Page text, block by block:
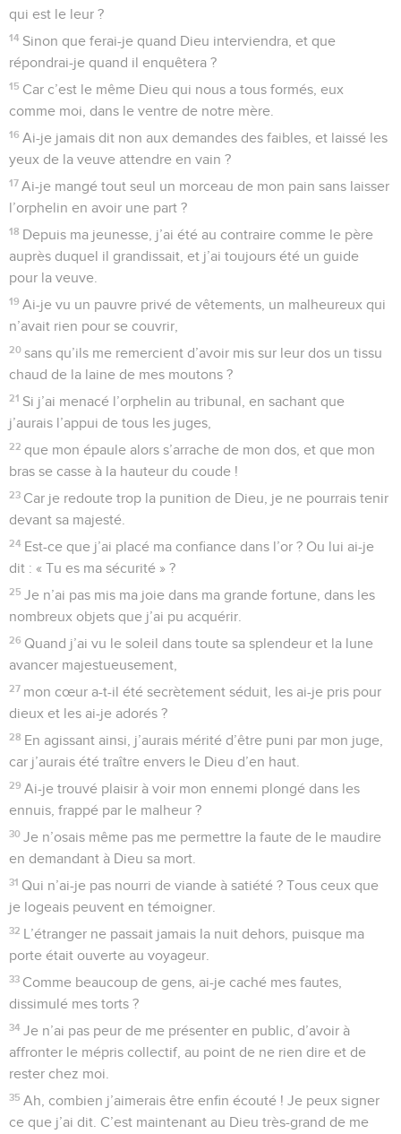
qui est le leur ?
14 Sinon que ferai-je quand Dieu interviendra, et que
répondrai-je quand il enquêtera ?
15 Car c’est le même Dieu qui nous a tous formés, eux
comme moi, dans le ventre de notre mère.
16 Ai-je jamais dit non aux demandes des faibles, et laissé les
yeux de la veuve attendre en vain ?
17 Ai-je mangé tout seul un morceau de mon pain sans laisser
l’orphelin en avoir une part ?
18 Depuis ma jeunesse, j’ai été au contraire comme le père
auprès duquel il grandissait, et j’ai toujours été un guide
pour la veuve.
19 Ai-je vu un pauvre privé de vêtements, un malheureux qui
n’avait rien pour se couvrir,
20 sans qu’ils me remercient d’avoir mis sur leur dos un tissu
chaud de la laine de mes moutons ?
21 Si j’ai menacé l’orphelin au tribunal, en sachant que
j’aurais l’appui de tous les juges,
22 que mon épaule alors s’arrache de mon dos, et que mon
bras se casse à la hauteur du coude !
23 Car je redoute trop la punition de Dieu, je ne pourrais tenir
devant sa majesté.
24 Est-ce que j’ai placé ma confiance dans l’or ? Ou lui ai-je
dit : « Tu es ma sécurité » ?
25 Je n’ai pas mis ma joie dans ma grande fortune, dans les
nombreux objets que j’ai pu acquérir.
26 Quand j’ai vu le soleil dans toute sa splendeur et la lune
avancer majestueusement,
27 mon cœur a-t-il été secrètement séduit, les ai-je pris pour
dieux et les ai-je adorés ?
28 En agissant ainsi, j’aurais mérité d’être puni par mon juge,
car j’aurais été traître envers le Dieu d’en haut.
29 Ai-je trouvé plaisir à voir mon ennemi plongé dans les
ennuis, frappé par le malheur ?
30 Je n’osais même pas me permettre la faute de le maudire
en demandant à Dieu sa mort.
31 Qui n’ai-je pas nourri de viande à satiété ? Tous ceux que
je logeais peuvent en témoigner.
32 L’étranger ne passait jamais la nuit dehors, puisque ma
porte était ouverte au voyageur.
33 Comme beaucoup de gens, ai-je caché mes fautes,
dissimulé mes torts ?
34 Je n’ai pas peur de me présenter en public, d’avoir à
affronter le mépris collectif, au point de ne rien dire et de
rester chez moi.
35 Ah, combien j’aimerais être enfin écouté ! Je peux signer
ce que j’ai dit. C’est maintenant au Dieu très-grand de me